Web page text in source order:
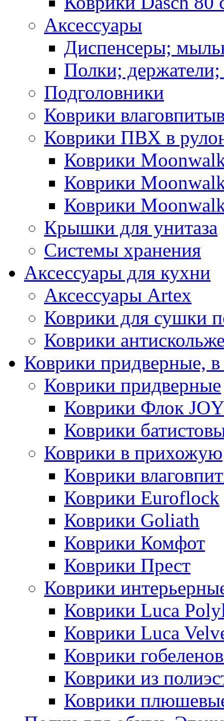
Аксессуары
Диспенсеры;
Полки;
Подголовники
Коврики
Коврики ПВХ в
Коврики
Коврики
Коврики
Крышки для унитаза
Системы хранения
Аксессуары для кухни
Аксессуары Artex
Коврики для сушки
Коврики
Коврики придверные,
Коврики придверные
Коврики Флок
Коврики
Коврики в прихожую
Коврики
Коврики Euroflock
Коврики Goliath
Коврики Комфот
Коврики Прест
Коврики
Коврики Luca
Коврики Luca
Коврики
Коврики из
Коврики